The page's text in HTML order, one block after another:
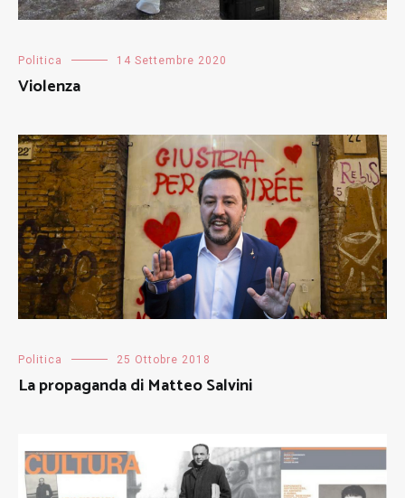
Politica 14 Settembre 2020
Violenza
Politica 25 Ottobre 2018
La propaganda di Matteo Salvini